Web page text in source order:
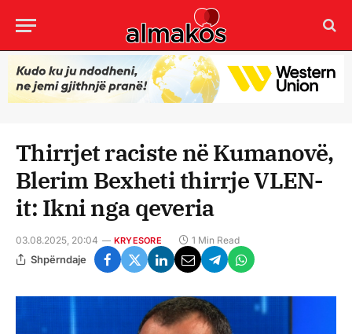
Thirrjet raciste në Kumanovë,
Blerim Bexheti thirrje VLEN-
it: Ikni nga qeveria
03.08.2025, 20:04 KRYESORE 1 Min Read
Shpërndaje